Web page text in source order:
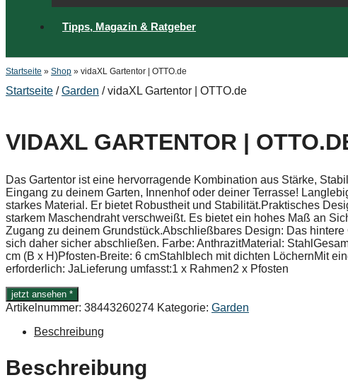
Tipps, Magazin & Ratgeber
Startseite » Shop » vidaXL Gartentor | OTTO.de
Startseite /Garden / vidaXL Gartentor | OTTO.de
VIDAXL GARTENTOR |
Das Gartentor ist eine hervorragende Kombination aus Stärke,
Eingang zu deinem Garten, Innenhof oder deiner Terrasse!
starkes Material. Er bietet Robustheit und Stabilität.Praktisches
starkem Maschendraht verschweißt. Es bietet ein hohes Maß an
Zugang zu deinem Grundstück.Abschließbares Design: Das
sich daher sicher abschließen. Farbe: AnthrazitMaterial:
cm (B x H)Pfosten-Breite: 6 cmStahlblech mit dichten LöchernMit
erforderlich: JaLieferung umfasst:1 x Rahmen2 x Pfosten
jetzt ansehen *
Artikelnummer: 38443260274 Kategorie: Garden
Beschreibung
Beschreibung